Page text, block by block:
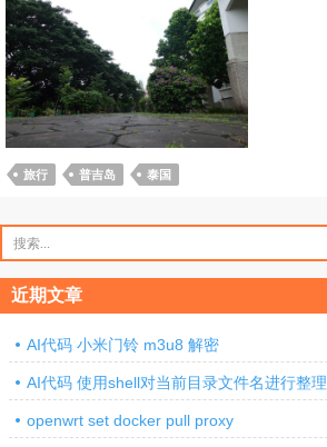
旅行 普吉岛 泰国
索：
近期文章
AI代码 小米门铃 m3u8 解密
AI代码 使用shell对当前目录文件名进行整理
openwrt set docker pull proxy